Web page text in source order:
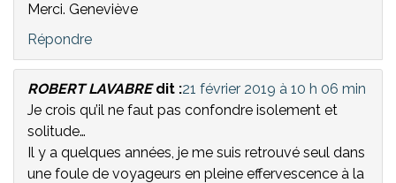
Merci. Geneviève
Répondre
ROBERT LAVABRE dit :21 février 2019 à 10 h 06 min
Je crois qu’il ne faut pas confondre isolement et
solitude…
Il y a quelques années, je me suis retrouvé seul dans
une foule de voyageurs en pleine effervescence à la